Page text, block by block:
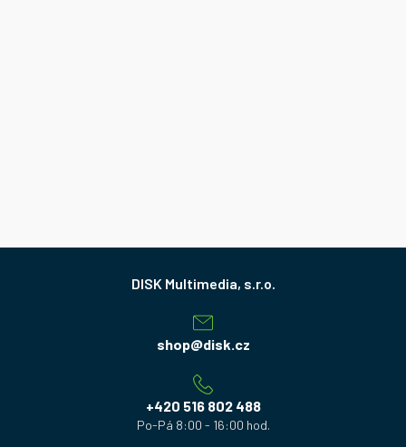
shop@disk.cz
+420 516 802 488